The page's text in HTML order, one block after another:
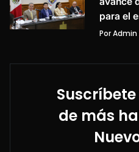
para el
Por
de más